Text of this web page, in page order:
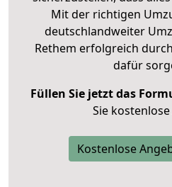
Mit der richtigen
deutschlandweiter
Rethem erfolgreich
dafür
Füllen Sie jetzt das
Sie
Kostenlose